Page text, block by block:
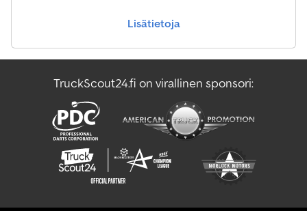
Lisätietoja
TruckScout24.fi on virallinen sponsori: